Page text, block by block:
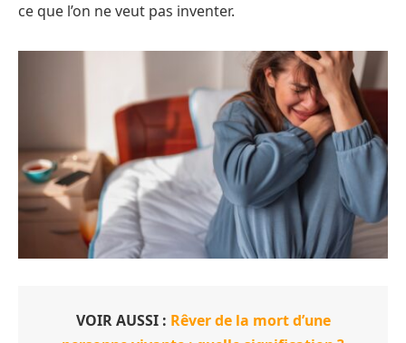
ce que l’on ne veut pas inventer.
VOIR AUSSI : Rêver de la mort d’une